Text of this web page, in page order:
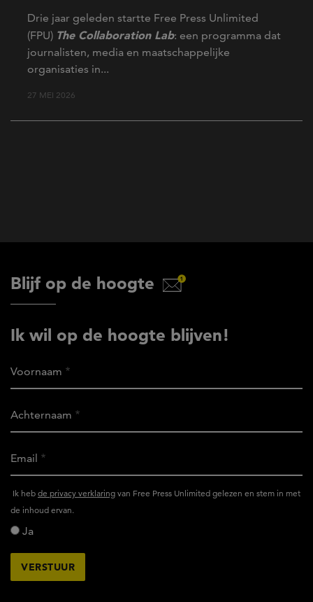
Drie jaar geleden startte Free Press Unlimited
(FPU) The Collaboration Lab: een programma dat
journalisten, media en maatschappelijke
organisaties in...
27 MEI 2026
Blijf op de hoogte
Ik wil op de hoogte blijven!
Voornaam
Achternaam
Email
Ik
heb
het
reglement
van
Ik heb de privacy verklaring van Free Press Unlimited gelezen en stem in met
de inhoud ervan.
Ja